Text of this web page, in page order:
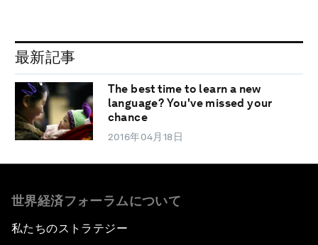
最新記事
The best time to learn a new
language? You've missed your
chance
2016年04月18日
世界経済フォーラムについて
私たちのストラテジー